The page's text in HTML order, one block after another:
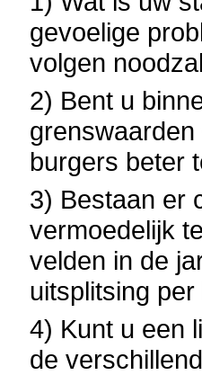
gevoelige
volgen
2) Bent u
burgers beter
3) Bestaan er
vermoedelijk
velden in de
uitsplitsing
4) Kunt u een
de